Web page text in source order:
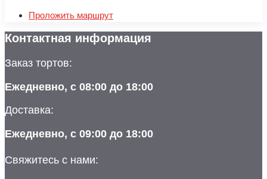
Проложить маршрут
Контактная информация
Заказ тортов:
Ежедневно, с 08:00 до 18:00
Доставка:
Ежедневно, с 09:00 до 18:00
Свяжитесь с нами: